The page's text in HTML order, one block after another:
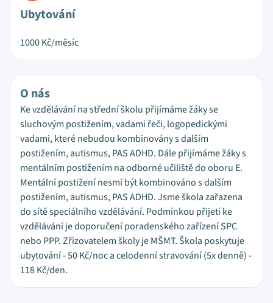
Ubytování
1000Kč/měsíc
O nás
Ke vzdělávání na střední školu přijímáme žáky se
sluchovým postižením, vadami řeči, logopedickými
vadami, které nebudou kombinovány s dalším
postižením, autismus, PAS ADHD. Dále přijímáme žáky s
mentálním postižením na odborné učiliště do oboru E.
Mentální postižení nesmí být kombinováno s dalším
postižením, autismus, PAS ADHD. Jsme škola zařazena
do sítě speciálního vzdělávání. Podmínkou přijetí ke
vzdělávání je doporučení poradenského zařízení SPC
nebo PPP. Zřizovatelem školy je MŠMT. Škola poskytuje
ubytování - 50 Kč/noc a celodenní stravování (5x denně) -
118 Kč/den.